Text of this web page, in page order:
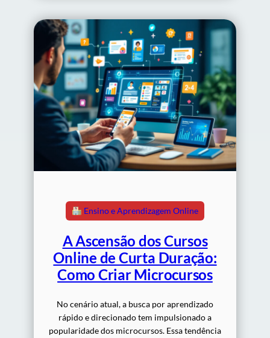
Ensino e Aprendizagem Online
A Ascensão dos Cursos
Online de Curta Duração:
Como Criar Microcursos
No cenário atual, a busca por aprendizado
rápido e direcionado tem impulsionado a
popularidade dos microcursos. Essa tendência